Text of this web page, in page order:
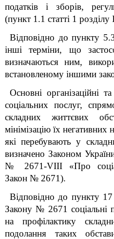
податків і зборів,
(пункт 1.1 статті 1
Відповідно до пункту
інші терміни, що
визначаються ним,
встановленому іншими
Основні організаційні
соціальних послуг,
складних життєвих
мінімізацію їх негативних
які перебувають у
визначено Законом
№ 2671-VIII «Про
Закон № 2671).
Відповідно до пункту 17
Закону № 2671 соціальні
на профілактику
подолання таких